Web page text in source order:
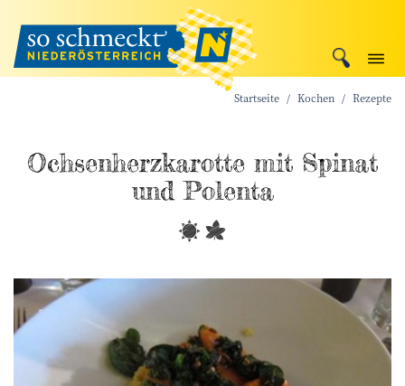
Startseite Kochen Rezepte
Ochsenherz­karotte mit Spinat
und Polenta